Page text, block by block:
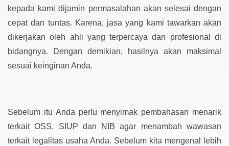
kepada kami dijamin permasalahan akan selesai dengan
cepat dan tuntas. Karena, jasa yang kami tawarkan akan
dikerjakan oleh ahli yang terpercaya dan profesional di
bidangnya. Dengan demikian, hasilnya akan maksimal
sesuai keinginan Anda.
Sebelum itu Anda perlu menyimak pembahasan menarik
terkait OSS, SIUP dan NIB agar menambah wawasan
terkait legalitas usaha Anda. Sebelum kita mengenal lebih